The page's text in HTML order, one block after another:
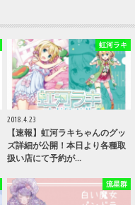
虹河ラキ
2018.4.23
【速報】虹河ラキちゃんのグッ
ズ詳細が公開！本日より各種取
扱い店にて予約が…
流星群